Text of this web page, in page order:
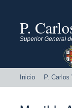
P.
Superior General
Inicio P.